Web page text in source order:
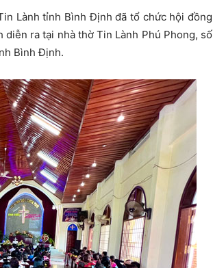
Lành tỉnh Bình Định đã tổ chức hội đồng
ra tại nhà thờ Tin Lành Phú Phong, số
Bình Định.